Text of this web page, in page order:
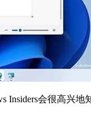
Insiders会很高兴